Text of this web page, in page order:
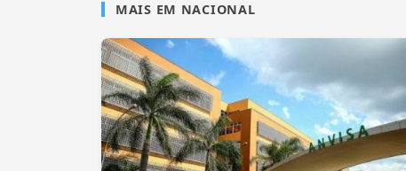
MAIS EM NACIONAL